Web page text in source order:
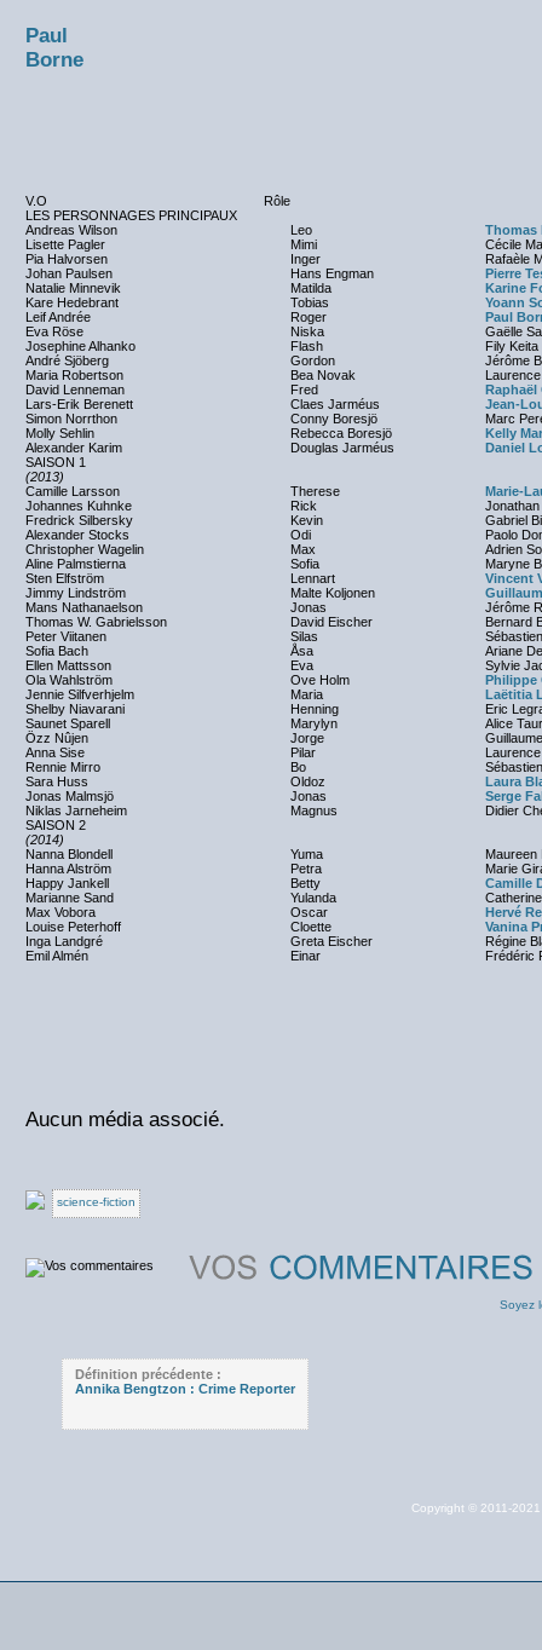
Paul
Borne
V.O
Rôle
LES PERSONNAGES PRINCIPAUX
Andreas Wilson
Leo
Thomas
Lisette Pagler
Mimi
Cécile
Pia Halvorsen
Inger
Rafaèle
Johan Paulsen
Hans Engman
Pierre
Natalie Minnevik
Matilda
Karine
Kare Hedebrant
Tobias
Yoann
Leif Andrée
Roger
Paul
Eva Röse
Niska
Gaëlle
Josephine Alhanko
Flash
Fily Keita
André Sjöberg
Gordon
Jérôme
Maria Robertson
Bea Novak
David Lenneman
Fred
Raphaël
Lars-Erik Berenett
Claes Jarméus
Jean-
Simon Norrthon
Conny Boresjö
Marc
Molly Sehlin
Rebecca Boresjö
Kelly
Alexander Karim
Douglas Jarméus
Daniel
SAISON 1
(2013)
Camille Larsson
Therese
Marie-
Johannes Kuhnke
Rick
Jonathan
Fredrick Silbersky
Kevin
Gabriel
Alexander Stocks
Odi
Paolo
Christopher Wagelin
Max
Adrien
Aline Palmstierna
Sofia
Maryne
Sten Elfström
Lennart
Vincent
Jimmy Lindström
Malte Koljonen
Mans Nathanaelson
Jonas
Jérôme
Thomas W. Gabrielsson
David Eischer
Bernard
Peter Viitanen
Silas
Sofia Bach
Åsa
Ariane
Ellen Mattsson
Eva
Sylvie
Ola Wahlström
Ove Holm
Philippe
Jennie Silfverhjelm
Maria
Laëtitia
Shelby Niavarani
Henning
Eric
Saunet Sparell
Marylyn
Alice
Özz Nûjen
Jorge
Anna Sise
Pilar
Rennie Mirro
Bo
Sara Huss
Oldoz
Laura
Jonas Malmsjö
Jonas
Serge
Niklas Jarneheim
Magnus
Didier
SAISON 2
(2014)
Nanna Blondell
Yuma
Maureen
Hanna Alström
Petra
Marie
Happy Jankell
Betty
Camille
Marianne Sand
Yulanda
Max Vobora
Oscar
Hervé
Louise Peterhoff
Cloette
Vanina
Inga Landgré
Greta Eischer
Régine
Emil Almén
Einar Frédéric
Aucun média associé.
science-fiction
Soyez
Définition précédente :
Annika Bengtzon : Crime Reporter
Copyright © 2011-